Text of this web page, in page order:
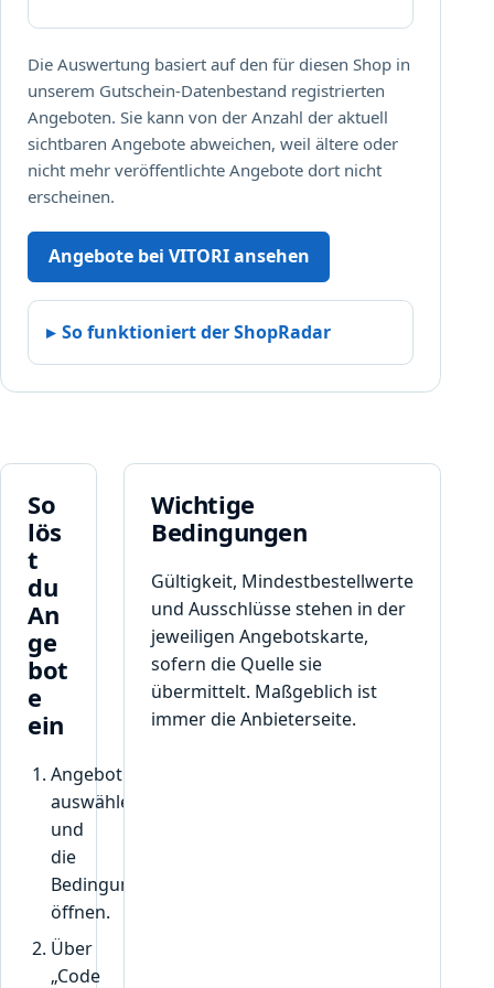
Die Auswertung basiert auf den für diesen Shop in
unserem Gutschein-Datenbestand registrierten
Angeboten. Sie kann von der Anzahl der aktuell
sichtbaren Angebote abweichen, weil ältere oder
nicht mehr veröffentlichte Angebote dort nicht
erscheinen.
Angebote bei VITORI ansehen
So funktioniert der ShopRadar
So
lös
t
du
An
ge
bot
e
ein
Angebot
auswählen
und
die
Bedingungen
öffnen.
Über
„Code
Wichtige
Bedingungen
Gültigkeit, Mindestbestellwerte
und Ausschlüsse stehen in der
jeweiligen Angebotskarte,
sofern die Quelle sie
übermittelt. Maßgeblich ist
immer die Anbieterseite.